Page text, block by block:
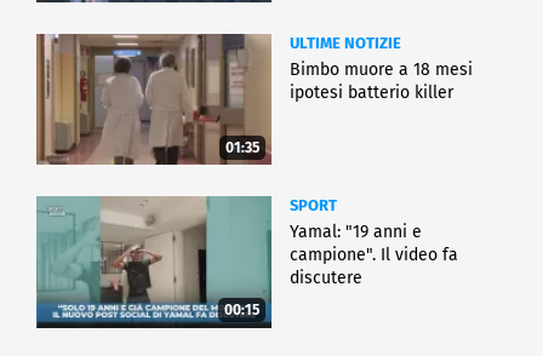
01:35
ULTIME NOTIZIE
Bimbo muore a 18 mesi
ipotesi batterio killer
00:15
SPORT
Yamal: "19 anni e
campione". Il video fa
discutere